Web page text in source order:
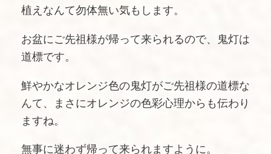
植えなんて勿体無い気もします。
お盆にご先祖様が帰って来られるので、鬼灯は
道標です。
鮮やかなオレンジ色の鬼灯がご先祖様の道標な
んて、まさにオレンジの色彩心理からも伝わり
ますね。
無事に迷わず帰って来られますように。